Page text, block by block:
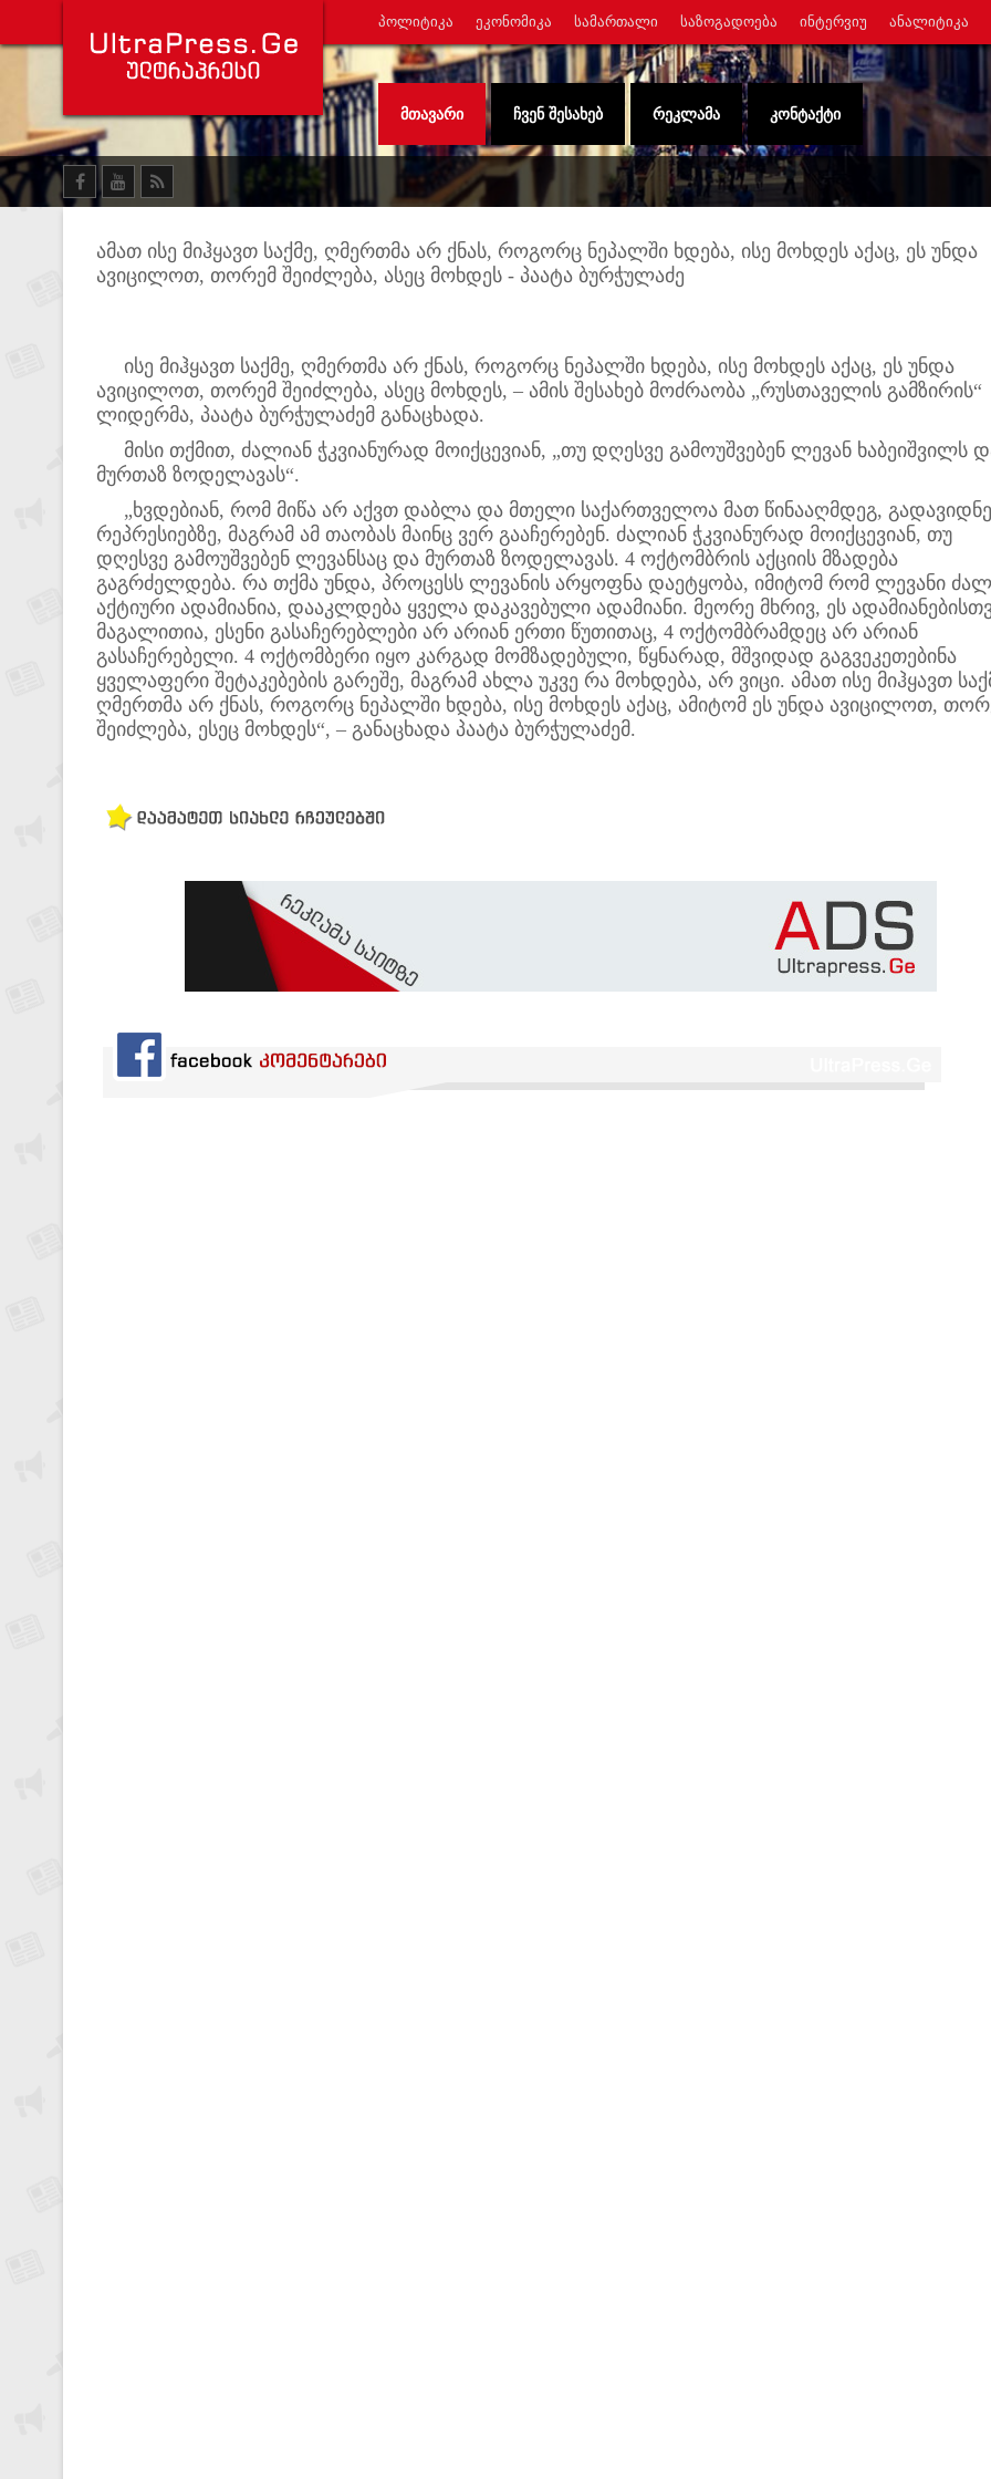
ᲞᲝᲚᲘᲢᲘᲙᲐ ᲔᲙᲝᲜᲝᲛᲘᲙᲐ ᲡᲐᲛᲐᲠᲗᲐᲚᲘ ᲡᲐᲖᲝᲒᲐᲓᲝᲔᲑᲐ ᲘᲜᲢᲔᲠᲕᲘᲣ ᲐᲜᲐᲚᲘᲢᲘᲙᲐ
ᲛᲗᲐᲕᲐᲠᲘ ᲩᲕᲔᲜ ᲨᲔᲡᲐᲮᲔᲑ ᲠᲔᲙᲚᲐᲛᲐ ᲙᲝᲜᲢᲐᲥᲢᲘ
ამათ ისე მიჰყავთ საქმე, ღმერთმა არ ქნას, როგორც ნეპალში ხდება, ისე მოხდეს აქაც, ეს უნდა
ავიცილოთ, თორემ შეიძლება, ასეც მოხდეს - პაატა ბურჭულაძე
ისე მიჰყავთ საქმე, ღმერთმა არ ქნას, როგორც ნეპალში ხდება, ისე მოხდეს აქაც, ეს უნდა
ავიცილოთ, თორემ შეიძლება, ასეც მოხდეს, – ამის შესახებ მოძრაობა „რუსთაველის გამზირის“
ლიდერმა, პაატა ბურჭულაძემ განაცხადა.
მისი თქმით, ძალიან ჭკვიანურად მოიქცევიან, „თუ დღესვე გამოუშვებენ ლევან ხაბეიშვილს
მურთაზ ზოდელავას“.
„ხვდებიან, რომ მიწა არ აქვთ დაბლა და მთელი საქართველოა მათ წინააღმდეგ,
რეპრესიებზე, მაგრამ ამ თაობას მაინც ვერ გააჩერებენ. ძალიან ჭკვიანურად მოიქცევიან, თუ
დღესვე გამოუშვებენ ლევანსაც და მურთაზ ზოდელავას. 4 ოქტომბრის აქციის მზადება
გაგრძელდება. რა თქმა უნდა, პროცესს ლევანის არყოფნა დაეტყობა, იმიტომ რომ ლევანი
აქტიური ადამიანია, დააკლდება ყველა დაკავებული ადამიანი. მეორე მხრივ, ეს
მაგალითია, ესენი გასაჩერებლები არ არიან ერთი წუთითაც, 4 ოქტომბრამდეც არ არიან
გასაჩერებელი. 4 ოქტომბერი იყო კარგად მომზადებული, წყნარად, მშვიდად გაგვეკეთებინა
ყველაფერი შეტაკებების გარეშე, მაგრამ ახლა უკვე რა მოხდება, არ ვიცი. ამათ ისე მიჰყავთ
ღმერთმა არ ქნას, როგორც ნეპალში ხდება, ისე მოხდეს აქაც, ამიტომ ეს უნდა ავიცილოთ,
შეიძლება, ესეც მოხდეს“, – განაცხადა პაატა ბურჭულაძემ.